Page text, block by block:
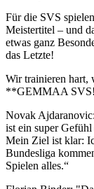
Für die SVS
Meistertitel – und
etwas ganz
das Letzte!
Wir trainieren hart,
**GEMMAA
Novak
ist ein super
Mein Ziel ist klar:
Bundesliga
Spielen alles.“